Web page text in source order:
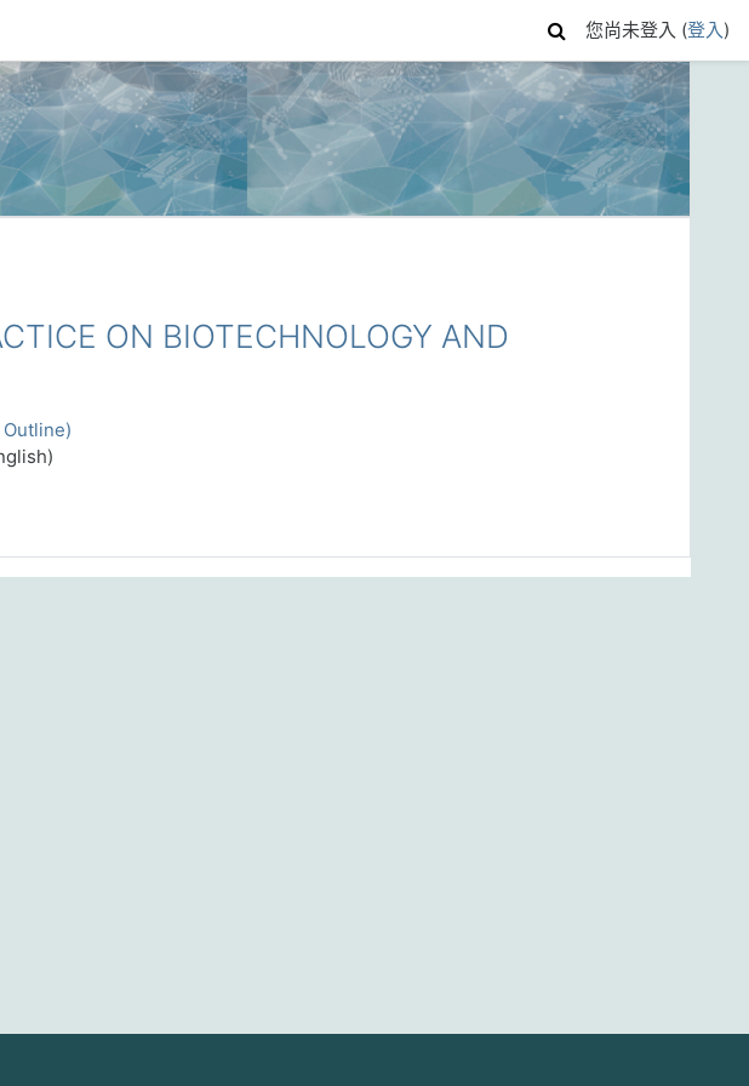
您尚未登入 (登入)
ON BIOTECHNOLOGY AND